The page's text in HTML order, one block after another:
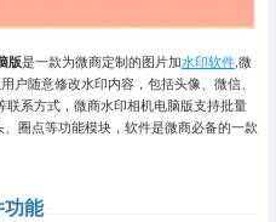
版是一款为微商定制的图片加水印软件 ,微
户随意修改水印内容，包括头像、微信、
联系方式，微商水印相机电脑版支持批量
圈点等功能模块，软件是微商必备的一款
能